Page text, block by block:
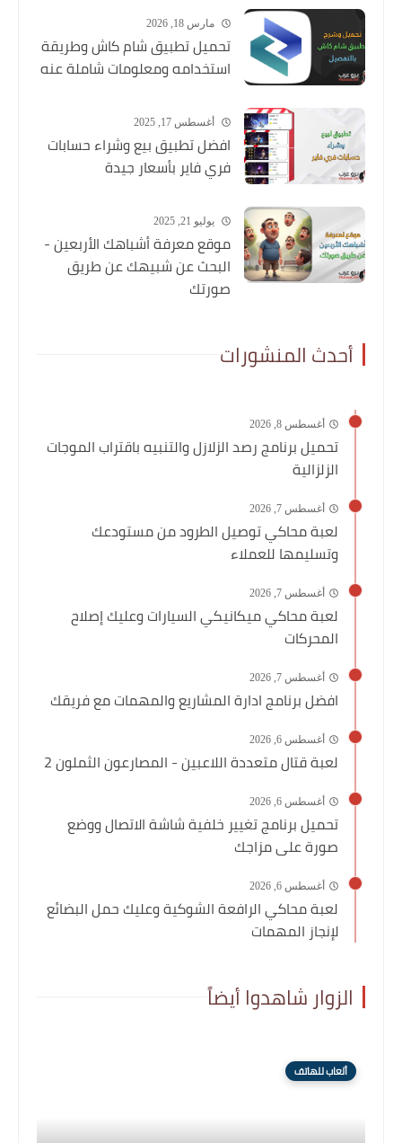
مارس 18, 2026
تحميل تطبيق شام كاش وطريقة
استخدامه ومعلومات شاملة عنه
أغسطس 17, 2025
افضل تطبيق بيع وشراء حسابات
فري فاير بأسعار جيدة
يوليو 21, 2025
موقع معرفة أشباهك الأربعين -
البحث عن شبيهك عن طريق
صورتك
أحدث المنشورات
أغسطس 8, 2026
تحميل برنامج رصد الزلازل والتنبيه باقتراب الموجات
الزلزالية
أغسطس 7, 2026
لعبة محاكي توصيل الطرود من مستودعك
وتسليمها للعملاء
أغسطس 7, 2026
لعبة محاكي ميكانيكي السيارات وعليك إصلاح
المحركات
أغسطس 7, 2026
افضل برنامج ادارة المشاريع والمهمات مع فريقك
أغسطس 6, 2026
لعبة قتال متعددة اللاعبين - المصارعون الثملون 2
أغسطس 6, 2026
تحميل برنامج تغيير خلفية شاشة الاتصال ووضع
صورة على مزاجك
أغسطس 6, 2026
لعبة محاكي الرافعة الشوكية وعليك حمل البضائع
لإنجاز المهمات
الزوار شاهدوا أيضاً
ألعاب للهاتف